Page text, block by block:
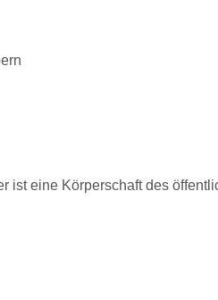
ist eine Körperschaft des